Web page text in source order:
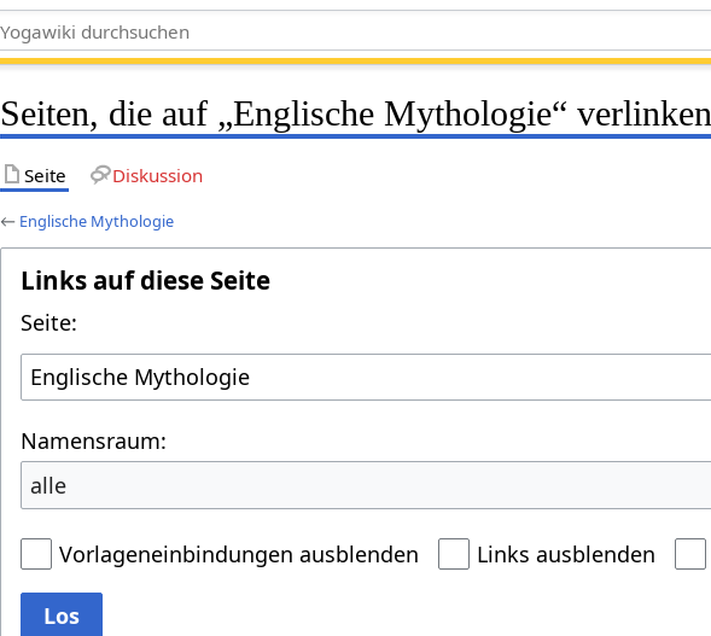
Seiten, die auf „Englische Mythologie“ verlinken
Seite Diskussion
← Englische Mythologie
Links auf diese Seite
Seite:
Namensraum:
alle
Vorlageneinbindungen ausblenden Links ausblenden
Los